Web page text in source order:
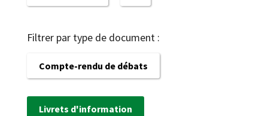
Filtrer par type de document :
Compte-rendu de débats
Livrets d'information